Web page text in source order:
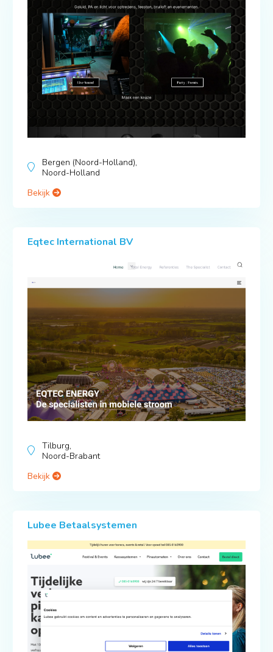
Bergen (Noord-Holland),
Noord-Holland
Bekijk
Eqtec International BV
Tilburg,
Noord-Brabant
Bekijk
Lubee Betaalsystemen